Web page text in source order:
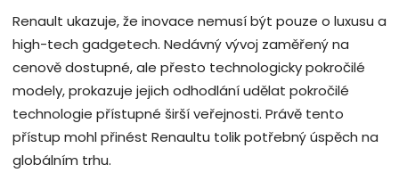
Renault ukazuje, že inovace nemusí být pouze o luxusu a
high-tech gadgetech. Nedávný vývoj zaměřený na
cenově dostupné, ale přesto technologicky pokročilé
modely, prokazuje jejich odhodlání udělat pokročilé
technologie přístupné širší veřejnosti. Právě tento
přístup mohl přinést Renaultu tolik potřebný úspěch na
globálním trhu.